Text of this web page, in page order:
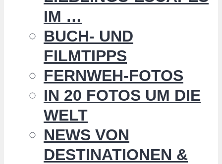
IM …
BUCH- UND
FILMTIPPS
FERNWEH-FOTOS
IN 20 FOTOS UM DIE
WELT
NEWS VON
DESTINATIONEN &